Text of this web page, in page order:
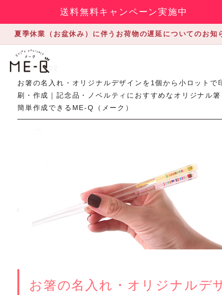
送料無料キャンペーン実施中
夏季休業（お盆休み）に伴うお荷物の遅延についてのお知
2020.10.02
お箸の名入れ・オリジナルデザインを1個から小ロットで
刷・作成｜記念品・ノベルティにおすすめなオリジナル
簡単作成できるME-Q（メーク）
お箸の名入れ・オリジナルデ